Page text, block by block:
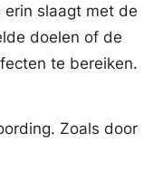
slaagt met de
doelen of de
te bereiken.
Zoals door